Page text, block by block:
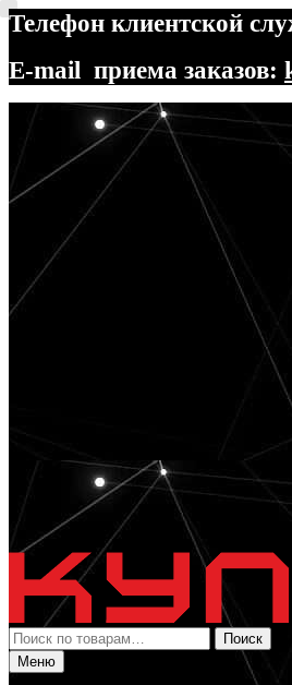
Телефон клиентской
E-mail приема заказов:
Перейти
навигации
Перейти
содержимому
Искать:
Поиск
Меню